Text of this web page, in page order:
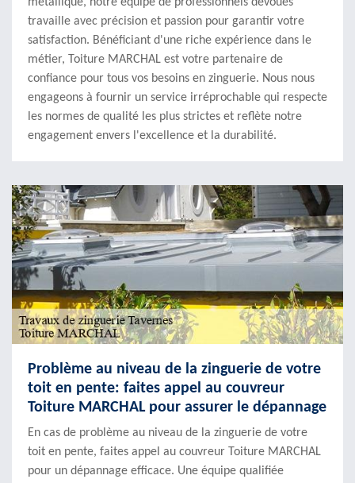
travaille avec précision et passion pour garantir votre
satisfaction. Bénéficiant d'une riche expérience dans le
métier, Toiture MARCHAL est votre partenaire de
confiance pour tous vos besoins en zinguerie. Nous nous
engageons à fournir un service irréprochable qui respecte
les normes de qualité les plus strictes et reflète notre
engagement envers l'excellence et la durabilité.
Problème au niveau de la zinguerie de votre
toit en pente: faites appel au couvreur
Toiture MARCHAL pour assurer le dépannage
En cas de problème au niveau de la zinguerie de votre
toit en pente, faites appel au couvreur Toiture MARCHAL
pour un dépannage efficace. Une équipe qualifiée